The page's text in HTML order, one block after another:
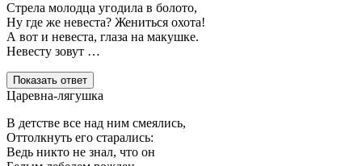
Стрела молодца угодила в болото,
Ну где же невеста? Жениться охота!
А вот и невеста, глаза на макушке.
Невесту зовут …
Показать ответ
Царевна-лягушка
В детстве все над ним смеялись,
Оттолкнуть его старались:
Ведь никто не знал, что он